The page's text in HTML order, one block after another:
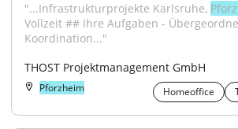
"...Infrastrukturprojekte Karlsruhe,
Vollzeit ## Ihre Aufgaben -
Koordination..."
THOST Projektmanagement GmbH
Pforzheim Homeoffice